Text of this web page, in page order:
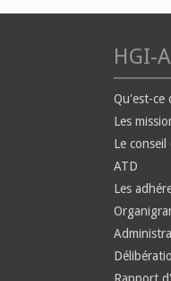
HGI-
Qu'est-ce
Les
Le
ATD
Les